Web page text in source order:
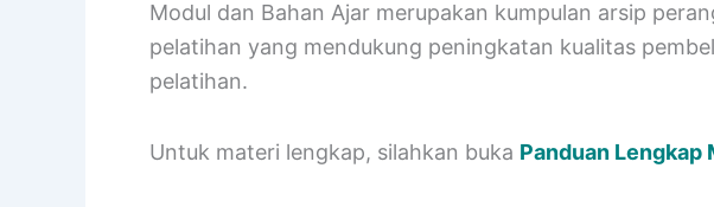
Modul dan Bahan Ajar merupakan kumpulan arsip
pelatihan yang mendukung peningkatan kualitas
pelatihan.
Untuk materi lengkap, silahkan buka Panduan Lengkap